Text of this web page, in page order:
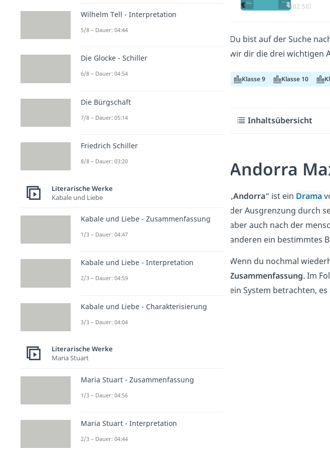
(02:50)
Du bist auf der Suche
wir dir die drei wichtigen
Klasse 9 Klasse 10
Inhaltsübersicht
Andorra
„Andorra“ ist ein Drama
der Ausgrenzung durch
aber auch nach der
anderen ein bestimmtes
Wenn du nochmal
Zusammenfassung. Im
ein System betrachten,
Wilhelm Tell - Interpretation
5/8 – Dauer: 04:44
Die Glocke - Schiller
6/8 – Dauer: 04:54
Die Bürgschaft
7/8 – Dauer: 05:14
Friedrich Schiller
8/8 – Dauer: 03:20
Literarische Werke
Kabale und Liebe
Kabale und Liebe - Zusammenfassung
1/3 – Dauer: 04:47
Kabale und Liebe - Interpretation
2/3 – Dauer: 04:59
Kabale und Liebe - Charakterisierung
3/3 – Dauer: 04:04
Literarische Werke
Maria Stuart
Maria Stuart - Zusammenfassung
1/3 – Dauer: 04:56
Maria Stuart - Interpretation
2/3 – Dauer: 04:44